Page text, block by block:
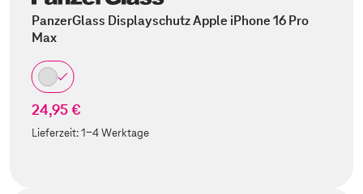
PanzerGlass Displayschutz Apple iPhone 16 Pro
Max
24,95 €
Lieferzeit:1-4 Werktage